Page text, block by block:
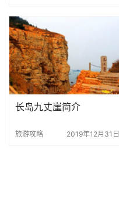
长岛九丈崖简介
旅游攻略 2019年12月31日